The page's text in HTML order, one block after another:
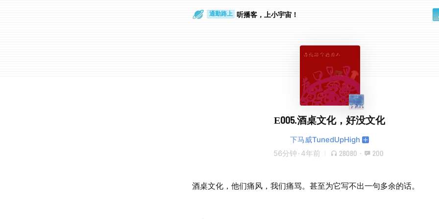
通勤路上 听播客，上小宇宙！
E005.酒桌文化，好没文化
下马威TunedUpHigh
56分钟 · 4年前 28080 · 200
酒桌文化，他们痛风，我们痛骂。甚至为它写不出一句多余的话。